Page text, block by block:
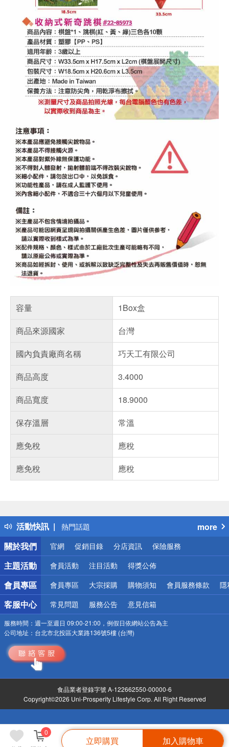
0
立即購買 加入購物車
容量
1Box盒
商品來源國家
台灣
國內負責廠商名稱
巧天工有限公司
商品高度
3.4000
商品寬度
18.9000
保存溫層
常溫
應免稅
應稅
應免稅
應稅
活動快訊
得獎公告
熱門話題
銀行優惠
偏遠地區配送
詐騙網頁！請小心！
more
關於我們
官網 促銷目錄 分店資訊 保險服務
主題活動 會員活動 注目活動 得獎公佈
會員專區 會員專區 大宗採購 購物須知 會員服務條款 隱
客服中心 常見問題 服務公告 意見信箱
服務時間： 週一至週日 09:00-21:00，例假日依網站公告為主
公司地址： 台北市北投區大業路136號5樓 (台灣)
食品業者登錄字號 A-122662550-00000-6
Copyright©2026 Uni-Prosperity Lifestyle Corp. All Right Reserved